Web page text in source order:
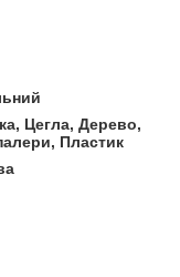
Цегла, Дерево,
Пластик